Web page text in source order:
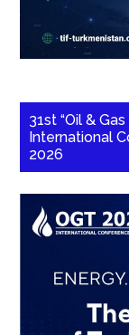
31st “Oil &
International
2026